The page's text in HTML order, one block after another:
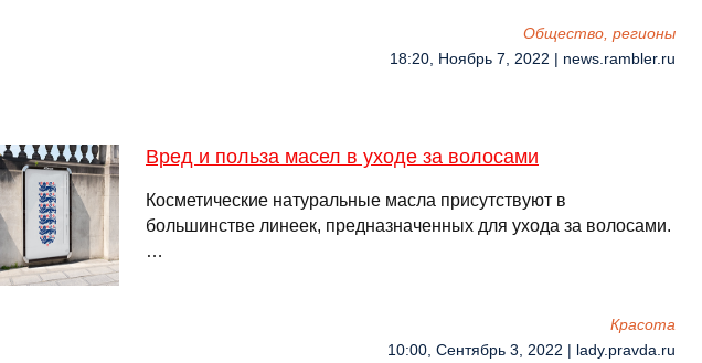
Общество, регионы
18:20, Ноябрь 7, 2022 | news.rambler.ru
Вред и польза масел в уходе за волосами
Косметические натуральные масла присутствуют в
большинстве линеек, предназначенных для ухода за волосами.
…
Красота
10:00, Сентябрь 3, 2022 | lady.pravda.ru